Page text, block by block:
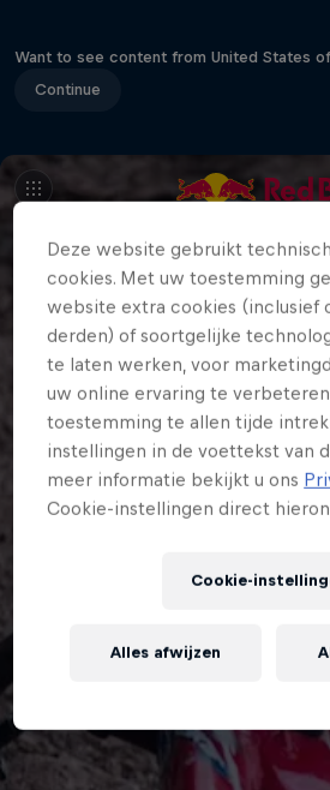
Want to see content from United States
Continue
Deze website gebruikt
cookies. Met uw toestemming
website extra cookies (inclusief
derden) of soortgelijke
te laten werken, voor
uw online ervaring te
toestemming te allen tijde
instellingen in de voettekst van
meer informatie bekijkt u ons
Cookie-instellingen direct
Cookie-
Alles afwijzen